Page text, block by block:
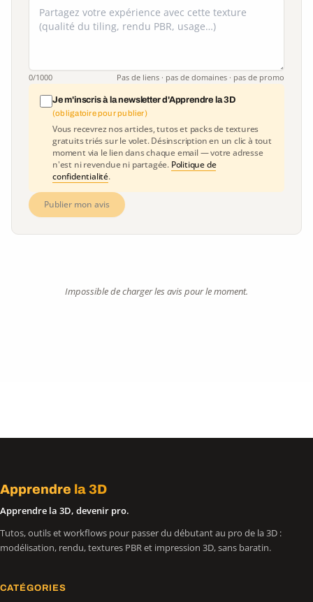
0/1000 Pas de liens · pas de domaines · pas de promo
Je m'inscris à la newsletter d'Apprendre la 3D
(obligatoire pour publier)
Vous recevrez nos articles, tutos et packs de textures
gratuits triés sur le volet. Désinscription en un clic à tout
moment via le lien dans chaque email — votre adresse
n'est ni revendue ni partagée. Politique de
confidentialité.
Publier mon avis
Impossible de charger les avis pour le moment.
Apprendre la 3D
Apprendre la 3D, devenir pro.
Tutos, outils et workflows pour passer du débutant au pro de la 3D :
modélisation, rendu, textures PBR et impression 3D, sans baratin.
CATÉGORIES